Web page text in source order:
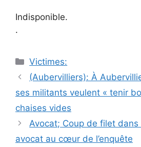
Indisponible.
.
Catégories
Victimes:
Navigation
(Aubervilliers): À
ses militants veulent « tenir
chaises vides
Avocat; Coup de filet dans
avocat au cœur de l’enquête